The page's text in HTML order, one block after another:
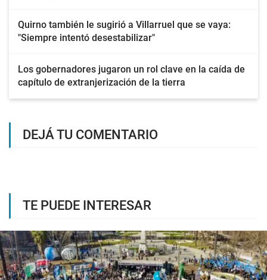
Quirno también le sugirió a Villarruel que se vaya:
"Siempre intentó desestabilizar"
Los gobernadores jugaron un rol clave en la caída de
capítulo de extranjerización de la tierra
DEJÁ TU COMENTARIO
TE PUEDE INTERESAR